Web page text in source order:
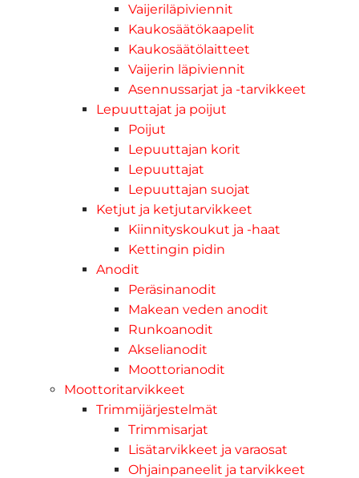
Vaijeriläpiviennit
Kaukosäätökaapelit
Kaukosäätölaitteet
Vaijerin läpiviennit
Asennussarjat ja -tarvikkeet
Lepuuttajat ja poijut
Poijut
Lepuuttajan korit
Lepuuttajat
Lepuuttajan suojat
Ketjut ja ketjutarvikkeet
Kiinnityskoukut ja -haat
Kettingin pidin
Anodit
Peräsinanodit
Makean veden anodit
Runkoanodit
Akselianodit
Moottorianodit
Moottoritarvikkeet
Trimmijärjestelmät
Trimmisarjat
Lisätarvikkeet ja varaosat
Ohjainpaneelit ja tarvikkeet